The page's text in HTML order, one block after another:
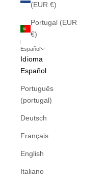
(EUR €)
Portugal (EUR
€)
Español
Idioma
Español
Português
(portugal)
Deutsch
Français
English
Italiano